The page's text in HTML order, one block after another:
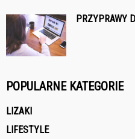
PRZYPRAWY
POPULARNE KATEGORIE
LIZAKI
LIFESTYLE